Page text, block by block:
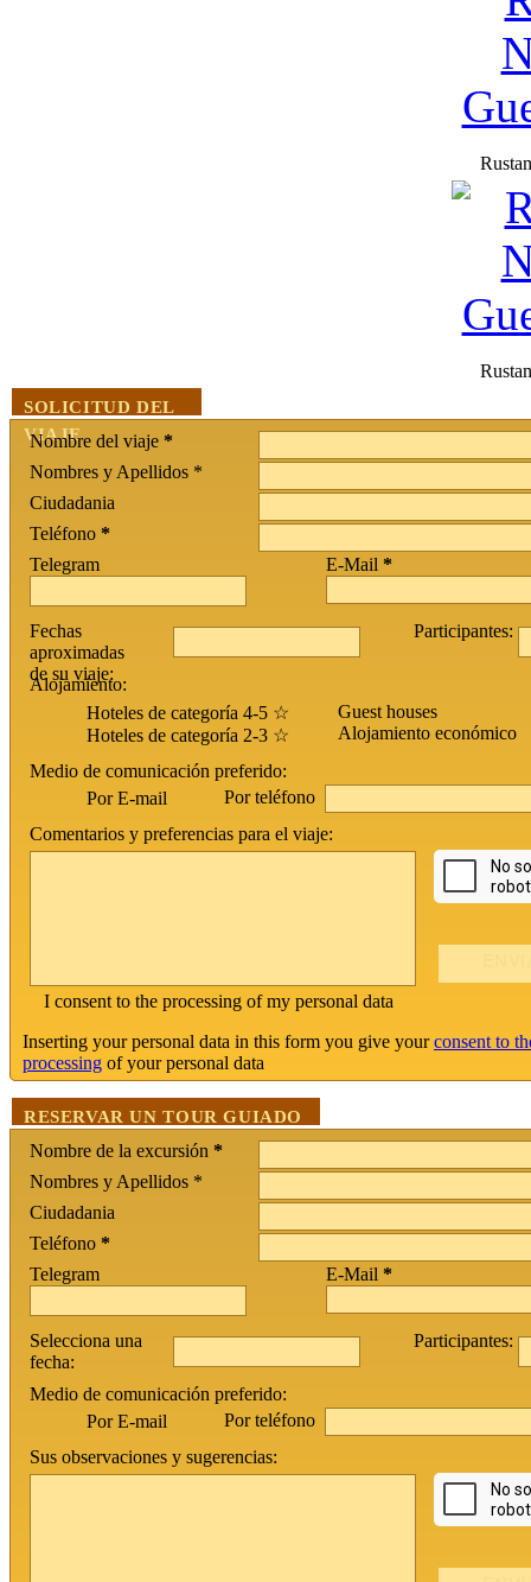
SOLICITUD DEL
VIAJE
Nombre del viaje *
Nombres y Apellidos *
Ciudadania
Teléfono *
Telegram
E-Mail *
Fechas
aproximadas
de su viaje:
Participantes:
Alojamiento:
Hoteles de categoría 4-5 ☆
Hoteles de categoría 2-3 ☆
Guest houses
Alojamiento económico
Medio de comunicación preferido:
Por E-mail
Por teléfono
Comentarios y preferencias para el viaje:
I consent to the processing of my personal data
Inserting your personal data in this form you give yourconsent to
processing of your personal data
RESERVAR UN TOUR GUIADO
Nombre de la excursión *
Nombres y Apellidos *
Ciudadania
Teléfono *
Telegram
E-Mail *
Selecciona una
fecha:
Participantes:
Medio de comunicación preferido:
Por E-mail
Por teléfono
Sus observaciones y sugerencias: